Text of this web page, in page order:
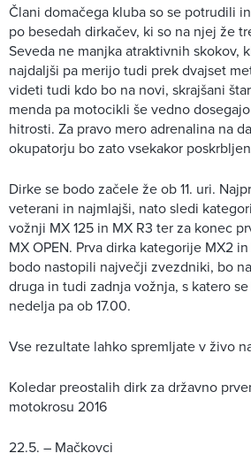
Člani domačega kluba so se potrudili
po besedah dirkačev, ki so na njej že
Seveda ne manjka atraktivnih skokov,
najdaljši pa merijo tudi prek dvajset
videti tudi kdo bo na novi, skrajšani
menda pa motocikli še vedno
hitrosti. Za pravo mero adrenalina na
okupatorju bo zato vsekakor
Dirke se bodo začele že ob 11. uri.
veterani in najmlajši, nato sledi
vožnji MX 125 in MX R3 ter za konec
MX OPEN. Prva dirka kategorije MX2
bodo nastopili največji zvezdniki, bo
druga in tudi zadnja vožnja, s katero
nedelja pa ob 17.00.
Vse rezultate lahko spremljate v živo
Koledar preostalih dirk za državno
motokrosu 2016
22.5. – Mačkovci